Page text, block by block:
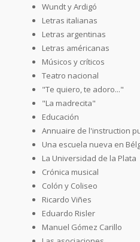
Wundt y Ardigó
Letras italianas
Letras argentinas
Letras américanas
Músicos y críticos
Teatro nacional
"Te quiero, te adoro..."
"La madrecita"
Educación
Annuaire de l'instruction
Una escuela nueva en
La Universidad de la Plata
Crónica musical
Colón y Coliseo
Ricardo Viñes
Eduardo Risler
Manuel Gómez Carillo